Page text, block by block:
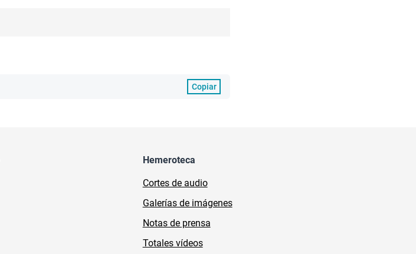
Copiar
Hemeroteca
Cortes de audio
Galerías de imágenes
Notas de prensa
Totales vídeos